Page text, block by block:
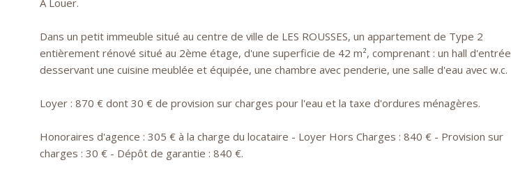
Dans un petit immeuble situé au centre de ville de LES ROUSSES, un appartement de Type 2
entièrement rénové situé au 2ème étage, d'une superficie de 42 m², comprenant : un hall d'entrée
desservant une cuisine meublée et équipée, une chambre avec penderie, une salle d'eau avec w.c.
Loyer : 870 € dont 30 € de provision sur charges pour l'eau et la taxe d'ordures ménagères.
Honoraires d'agence : 305 € à la charge du locataire - Loyer Hors Charges : 840 € - Provision sur
charges : 30 € - Dépôt de garantie : 840 €.